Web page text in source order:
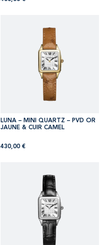
LUNA – MINI QUARTZ – PVD OR
JAUNE & CUIR CAMEL
430,00 €